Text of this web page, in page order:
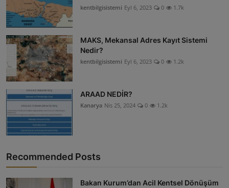
kentbilgisistemi Eyl 6, 2023 0 1.7k
MAKS, Mekansal Adres Kayıt Sistemi
Nedir?
kentbilgisistemi Eyl 6, 2023 0 1.2k
ARAAD NEDİR?
Kanarya Nis 25, 2024 0 1.2k
Recommended Posts
Bakan Kurum’dan Acil Kentsel Dönüşüm